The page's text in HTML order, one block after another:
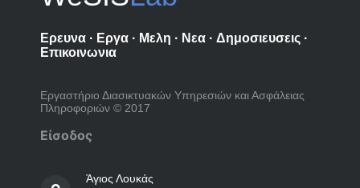
Ερευνα · Εργα · Μελη · Νεα · Δημοσιευσεις ·
Επικοινωνια
Εργαστήριο Διασικτυακών Υπηρεσιών και Ασφάλειας
Πληροφοριών © 2017
Είσοδος
Άγιος Λουκάς